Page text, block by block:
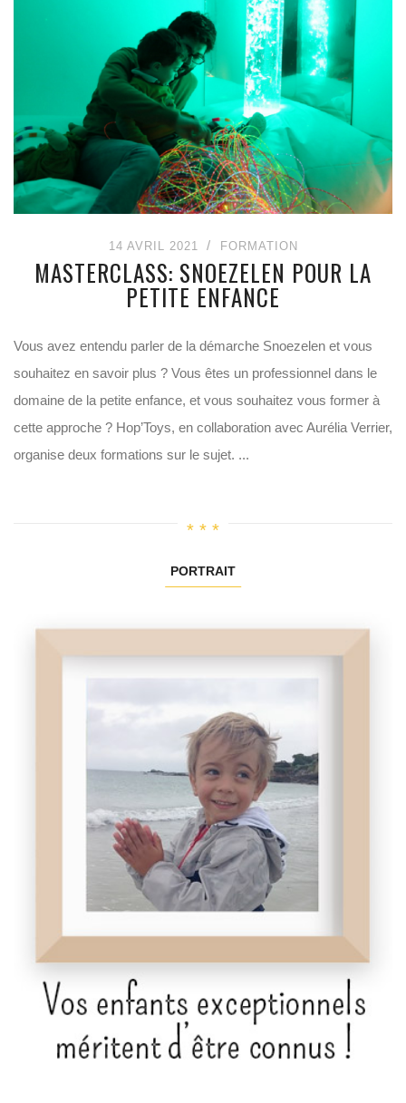
14 AVRIL 2021 FORMATION
MASTERCLASS: SNOEZELEN POUR LA
PETITE ENFANCE
Vous avez entendu parler de la démarche Snoezelen et vous
souhaitez en savoir plus ? Vous êtes un professionnel dans le
domaine de la petite enfance, et vous souhaitez vous former à
cette approche ? Hop’Toys, en collaboration avec Aurélia Verrier,
organise deux formations sur le sujet. ...
PORTRAIT